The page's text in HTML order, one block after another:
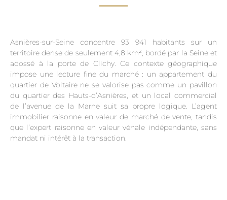
Asnières-sur-Seine concentre 93 941 habitants sur un
territoire dense de seulement 4,8 km², bordé par la Seine et
adossé à la porte de Clichy. Ce contexte géographique
impose une lecture fine du marché : un appartement du
quartier de Voltaire ne se valorise pas comme un pavillon
du quartier des Hauts-d’Asnières, et un local commercial
de l’avenue de la Marne suit sa propre logique. L’agent
immobilier raisonne en valeur de marché de vente, tandis
que l’expert raisonne en valeur vénale indépendante, sans
mandat ni intérêt à la transaction.